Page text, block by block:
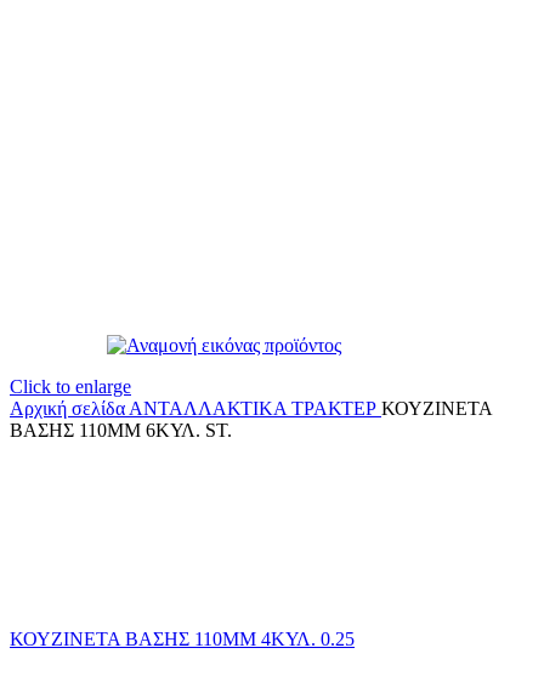
Click to enlarge
Αρχική σελίδα ΑΝΤΑΛΛΑΚΤΙΚΑ ΤΡΑΚΤΕΡ ΚΟΥΖΙΝΕΤΑ
ΒΑΣΗΣ 110ΜΜ 6ΚΥΛ. ST.
ΚΟΥΖΙΝΕΤΑ ΒΑΣΗΣ 110ΜΜ 4ΚΥΛ. 0.25